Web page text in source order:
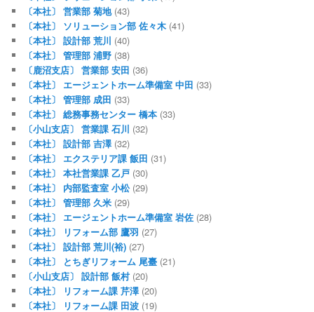
〔本社〕 営業部 菊地(43)
〔本社〕 ソリューション部 佐々木 (41)
〔本社〕 設計部 荒川 (40)
〔本社〕 管理部 浦野 (38)
〔鹿沼支店〕 営業部 安田 (36)
〔本社〕 エージェントホーム準備室 中田 (33)
〔本社〕 管理部 成田 (33)
〔本社〕 総務事務センター 橋本 (33)
〔小山支店〕 営業課 石川 (32)
〔本社〕 設計部 吉澤(32)
〔本社〕 エクステリア課 飯田 (31)
〔本社〕 本社営業課 乙戸 (30)
〔本社〕 内部監査室 小松(29)
〔本社〕 管理部 久米 (29)
〔本社〕 エージェントホーム準備室 岩佐 (28)
〔本社〕 リフォーム部 鷹羽 (27)
〔本社〕 設計部 荒川(裕) (27)
〔本社〕 とちぎリフォーム 尾臺 (21)
〔小山支店〕 設計部 飯村(20)
〔本社〕 リフォーム課 芹澤(20)
〔本社〕 リフォーム課 田波 (19)